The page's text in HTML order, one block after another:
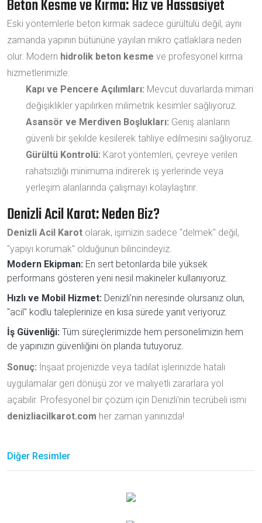
Beton Kesme ve Kırma: Hız ve Hassasiyet
Eski yöntemlerle beton kırmak sadece gürültülü değil, aynı
zamanda yapının bütününe yayılan mikro çatlaklara neden
olur. Modern hidrolik beton kesme ve profesyonel kırma
hizmetlerimizle:
Kapı ve Pencere Açılımları: Mevcut duvarlarda mimari
değişiklikler yapılırken milimetrik kesimler sağlıyoruz.
Asansör ve Merdiven Boşlukları: Geniş alanların
güvenli bir şekilde kesilerek tahliye edilmesini sağlıyoruz.
Gürültü Kontrolü: Karot yöntemleri, çevreye verilen
rahatsızlığı minimuma indirerek iş yerlerinde veya
yerleşim alanlarında çalışmayı kolaylaştırır.
Denizli Acil Karot: Neden Biz?
Denizli Acil Karot olarak, işimizin sadece "delmek" değil,
"yapıyı korumak" olduğunun bilincindeyiz.
Modern Ekipman: En sert betonlarda bile yüksek
performans gösteren yeni nesil makineler kullanıyoruz.
Hızlı ve Mobil Hizmet: Denizli'nin neresinde olursanız olun,
"acil" kodlu taleplerinize en kısa sürede yanıt veriyoruz.
İş Güvenliği: Tüm süreçlerimizde hem personelimizin hem
de yapınızın güvenliğini ön planda tutuyoruz.
Sonuç: İnşaat projenizde veya tadilat işlerinizde hatalı
uygulamalar geri dönüşü zor ve maliyetli zararlara yol
açabilir. Profesyonel bir çözüm için Denizli'nin tecrübeli ismi
denizliacilkarot.com her zaman yanınızda!
Diğer Resimler